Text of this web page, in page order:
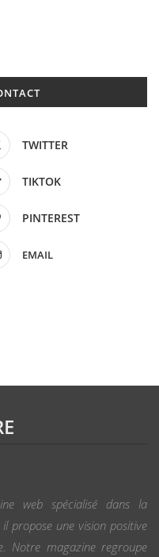
TWITTER
TIKTOK
PINTEREST
EMAIL
web spécialisé dans la
propose une vision positive
Notre magazine regroupe